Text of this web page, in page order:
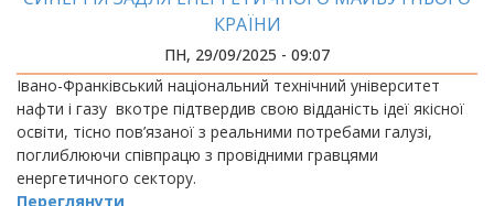
КРАЇНИ
ПН, 29/09/2025 - 09:07
Івано-Франківський національний технічний університет
нафти і газу вкотре підтвердив свою відданість ідеї якісної
освіти, тісно пов’язаної з реальними потребами галузі,
поглиблюючи співпрацю з провідними гравцями
енергетичного сектору.
Переглянути